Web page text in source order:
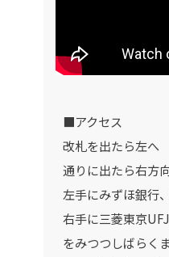
■アクセス
改札を出たら左へ
通りに出たら右方
左手にみずほ銀行
右手に三菱東京
をみつつしばらく